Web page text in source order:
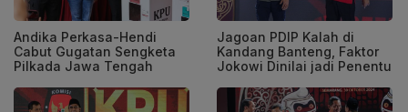
Andika Perkasa-Hendi
Cabut Gugatan Sengketa
Pilkada Jawa Tengah
Jagoan PDIP Kalah di
Kandang Banteng, Faktor
Jokowi Dinilai jadi Penentu